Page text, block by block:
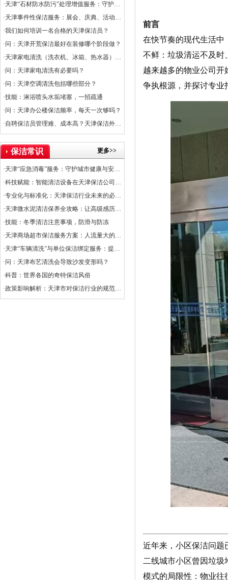
·天津“石材防水防污”处理增值服务：守护石材之美，提升空间价值
·天津事件性保洁服务：展会、庆典、活动的专业保障
·我们如何培训一名合格的天津保洁员？
·问：天津开荒保洁最好在装修哪个阶段做？
·天津家电清洗（洗衣机、冰箱、热水器）服务上线
·问：天津家电清洗有必要吗？
·问：天津空调清洗包括哪些部分？
·技能：淋浴喷头水垢堵塞，一招疏通
·问：天津办公楼保洁频率，每天一次够吗？
·自聘保洁员管理难、成本高？天津保洁外包是出路
保洁常识 更多>>
·天津“应急消毒”服务：守护城市健康与安全的关键防线
·科技赋能：智能清洁设备在天津保洁公司的应用普及率
·专业化与标准化：天津保洁行业未来的必经之路
·天津微水泥清洁保养全攻略：让高级感历久弥新
·技能：冬季清洁注意事项，防滑与防冻
·天津商场超市保洁服务方案：人流量大的清洁挑战
·天津“车辆清洗”与单位保洁绑定服务：提升企业形象与效率的创新选择
·问：天津布艺清洗会导致沙发变形吗？
·科普：世界各国的奇特保洁风俗
·政策影响解析：天津市对保洁行业的规范与扶持
前言
在快节奏的现代生活中
不鲜：垃圾清运不及
越来越多的物业公司
争执根源，并探讨专业
近年来，小区保洁问题
二线城市小区曾因垃
模式的局限性：物业往